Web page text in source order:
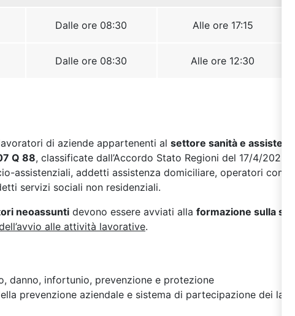
di aziende appartenenti al settore sanità e
Q 88, classificate dall’Accordo Stato Regioni del 17/4/2025 a
assistenziali, addetti assistenza domiciliare, operatori
servizi sociali non residenziali.
neoassunti devono essere avviati alla formazione sulla
alle attività lavorative.
danno, infortunio, prevenzione e protezione
prevenzione aziendale e sistema di partecipazione dei